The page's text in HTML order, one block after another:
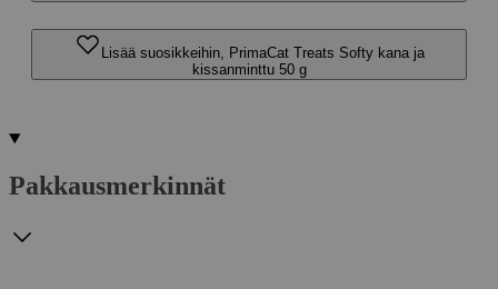
Lisää suosikkeihin, PrimaCat Treats Softy kana ja
kissanminttu 50 g
Pakkausmerkinnät